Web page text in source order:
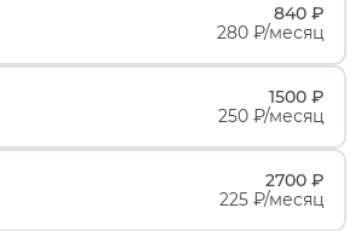
840 ₽
280 ₽/месяц
1500 ₽
250 ₽/месяц
2700 ₽
225 ₽/месяц